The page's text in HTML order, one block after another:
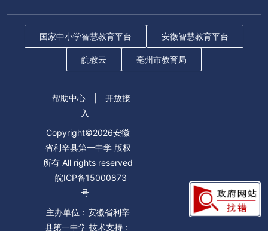
国家中小学智慧教育平台 安徽智慧教育平台
皖教云 亳州市教育局
帮助中心
开放接
入
Copyright©2026安徽
省利辛县第一中学 版权
所有 All rights reserved
皖ICP备15000873
号
主办单位：安徽省利辛
县第一中学 技术支持：